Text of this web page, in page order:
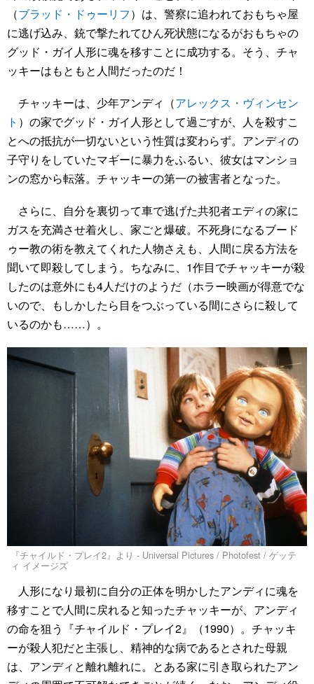
（ブラッド・ドゥーリフ）は、警察に追われておもちゃ屋
に逃げ込み、銃で撃たれてひん死状態になるがおもちゃの
グッド・ガイ人形に魂を移すことに成功する。そう、チャ
ッキーはもともと人間だったのだ！
チャッキーは、少年アンディ（アレックス・ヴィンセン
ト ）の家でグッド・ガイ人形として過ごすが、人を殺すこ
とへの抵抗が一切ないという性質は変わらず。アンディの
子守りをしていたマギーに暴力をふるい、彼女はマンショ
ンの窓から転落。チャッキーの第一の被害者となった。
さらに、自分を裏切って車で逃げた共犯者エディの家に
ガスを充満させ着火し、家ごと爆破。不死身になるブード
ゥー教の術を教えてくれた人物さえも、人間に戻る方法を
聞いて即殺してしまう。ちなみに、1作目でチャッキーが殺
したのは意外にも4人だけのようだ（ホラー映画が得意でな
いので、もしかしたら目をつぶっている間にさらに殺して
いるのかも……）。
『チャイルド・プレイ2』より - Universal Pictures / Photofest / ゲッテ
ィ イメージズ
人形になり最初に自分の正体を明かしたアンディに魂を
移すことで人間に戻れると知ったチャッキーが、アンディ
の命を狙う『チャイルド・プレイ2』（1990）。チャッキ
ーが殺人犯だと主張し、精神的な病であるとされた母親
は、アンディと離れ離れに。とある家に引き取られたアン